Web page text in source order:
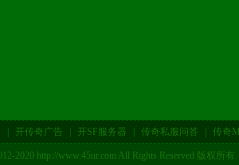
开传奇广告 开SF服务器 传奇私服问答 传奇
2020 http://www.45ur.com All Rights Reserved 版权